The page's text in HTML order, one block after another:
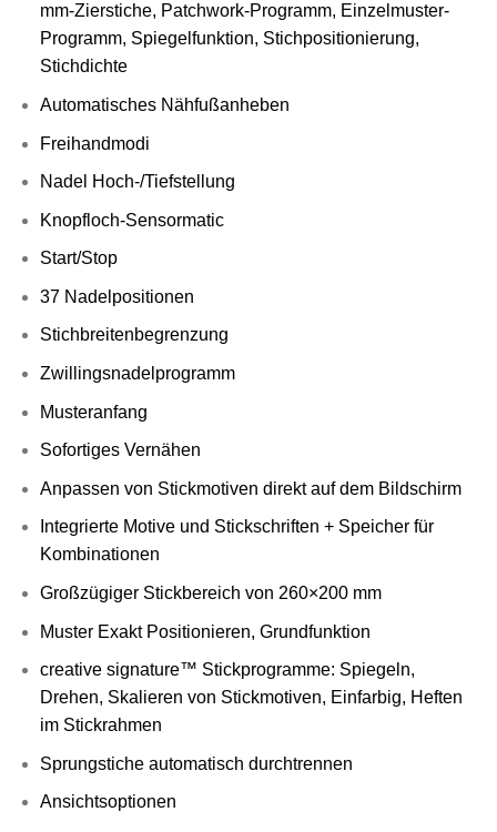
mm-Zierstiche, Patchwork-Programm, Einzelmuster-
Programm, Spiegelfunktion, Stichpositionierung,
Stichdichte
Automatisches Nähfußanheben
Freihandmodi
Nadel Hoch-/Tiefstellung
Knopfloch-Sensormatic
Start/Stop
37 Nadelpositionen
Stichbreitenbegrenzung
Zwillingsnadelprogramm
Musteranfang
Sofortiges Vernähen
Anpassen von Stickmotiven direkt auf dem Bildschirm
Integrierte Motive und Stickschriften + Speicher für
Kombinationen
Großzügiger Stickbereich von 260×200 mm
Muster Exakt Positionieren, Grundfunktion
creative signature™ Stickprogramme: Spiegeln,
Drehen, Skalieren von Stickmotiven, Einfarbig, Heften
im Stickrahmen
Sprungstiche automatisch durchtrennen
Ansichtsoptionen